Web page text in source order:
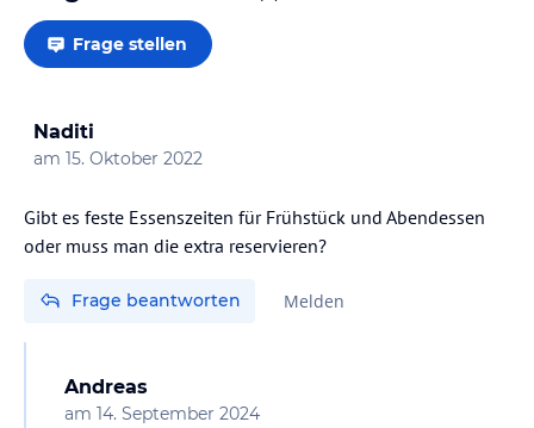
Frage stellen
Naditi
am 15. Oktober 2022
Gibt es feste Essenszeiten für Frühstück und Abendessen
oder muss man die extra reservieren?
Frage beantworten Melden
Andreas
am 14. September 2024